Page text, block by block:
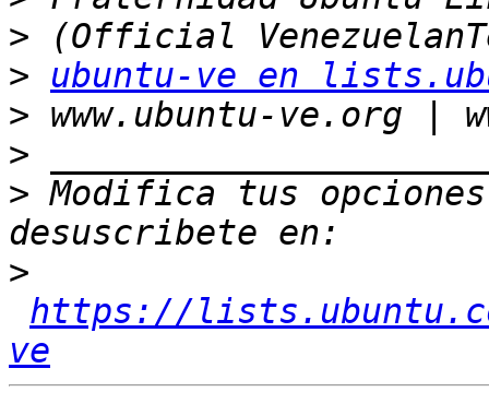
>
>
ubuntu-ve en
>
>
> Modifica tus
>
https://
ve